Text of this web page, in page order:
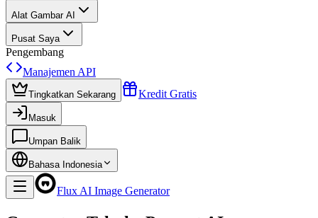
Alat Gambar AI
Pusat Saya
Pengembang
Manajemen API
Tingkatkan Sekarang Kredit Gratis
Masuk
Umpan Balik
Bahasa Indonesia
Flux AI Image Generator